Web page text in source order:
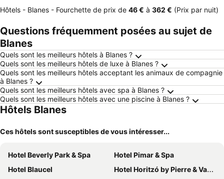
Hôtels - Blanes - Fourchette de prix de ‎46 € à ‎362 € (Prix par nuit)
Questions fréquemment posées au sujet de
Blanes
Quels sont les meilleurs hôtels à Blanes ?
Quels sont les meilleurs hôtels de luxe à Blanes ?
Quels sont les meilleurs hôtels acceptant les animaux de compagnie
à Blanes ?
Quels sont les meilleurs hôtels avec spa à Blanes ?
Quels sont les meilleurs hôtels avec une piscine à Blanes ?
Hôtels Blanes
Ces hôtels sont susceptibles de vous intéresser...
Hotel Beverly Park & Spa
Hotel Pimar & Spa
Hotel Blaucel
Hotel Horitzó by Pierre & Vacances